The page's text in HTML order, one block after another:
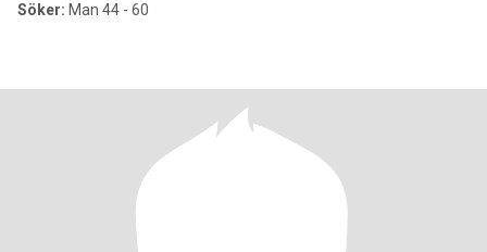
Söker: Man 44 - 60